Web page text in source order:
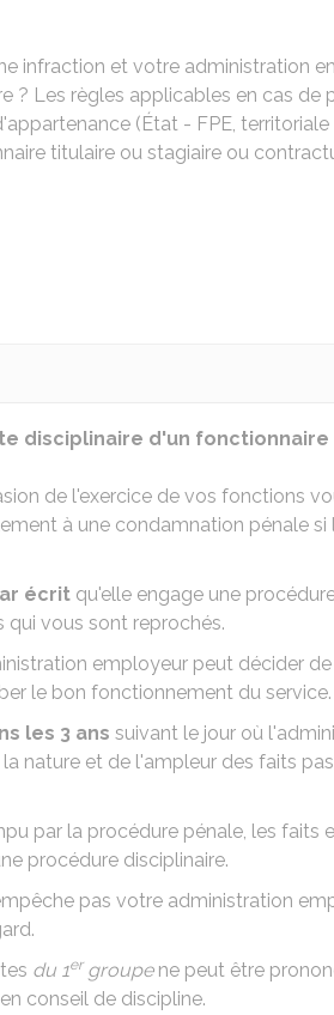
infraction et votre administration
? Les règles applicables en cas de
(État - FPE, territoriale
titulaire ou stagiaire ou
disciplinaire d'un fonctionnaire
de l'exercice de vos fonctions
à une condamnation pénale si
écrit qu'elle engage une
qui vous sont reprochés.
employeur peut décider
le bon fonctionnement du service.
les 3 ans suivant le jour où
nature et de l'ampleur des faits
par la procédure pénale, les faits
procédure disciplinaire.
pas votre administration
du 1ergroupene peut être
conseil de discipline.